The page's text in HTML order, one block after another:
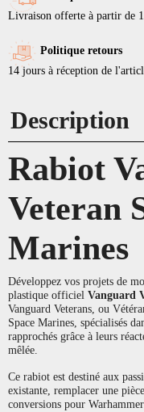
Livraison offerte à partir de
Politique retours
14 jours à réception de
Description
Rabiot
Veteran
Marines
Développez vos projets de
plastique officiel Vanguard
Vanguard Veterans, ou
Space Marines, spécialisés
rapprochés grâce à leurs
mêlée.
Ce rabiot est destiné aux
existante, remplacer une
conversions pour